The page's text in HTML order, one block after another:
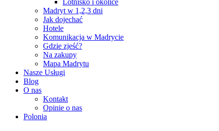
Lotnisko i okolice
Madryt w 1,2,3 dni
Jak dojechać
Hotele
Komunikacja w Madrycie
Gdzie zjeść?
Na zakupy
Mapa Madrytu
Nasze Usługi
Blog
O nas
Kontakt
Opinie o nas
Polonia